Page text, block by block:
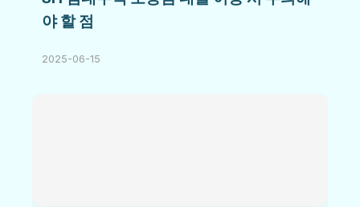
야 할 점
2025-06-15